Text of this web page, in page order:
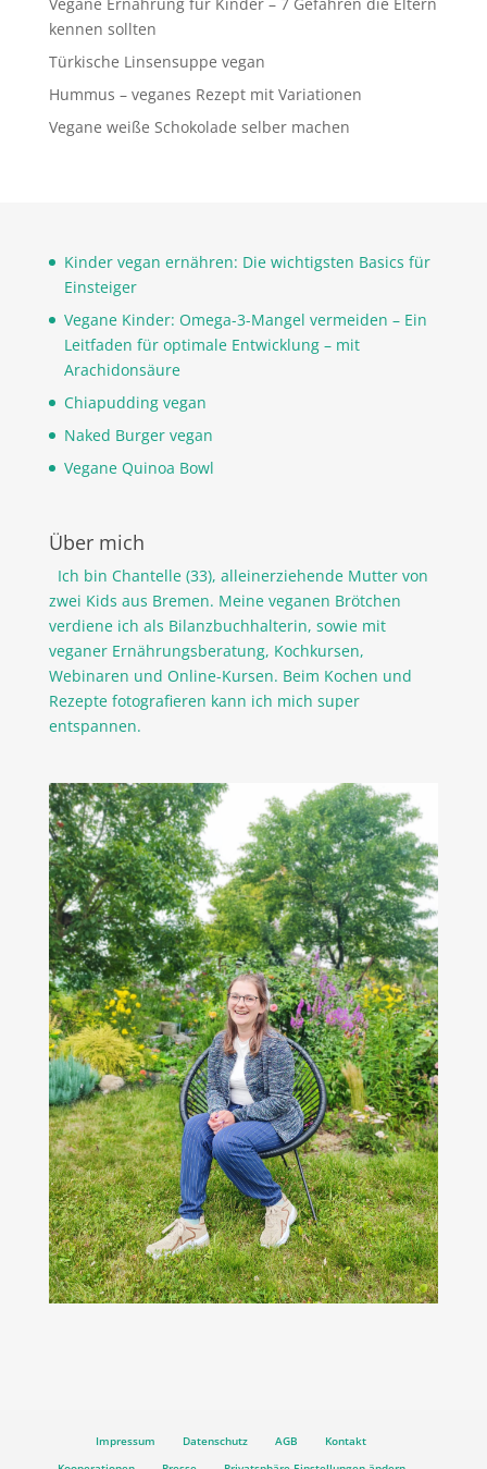
kennen sollten
Türkische Linsensuppe vegan
Hummus – veganes Rezept mit Variationen
Vegane weiße Schokolade selber machen
Kinder vegan ernähren: Die wichtigsten Basics für
Einsteiger
Vegane Kinder: Omega-3-Mangel vermeiden – Ein
Leitfaden für optimale Entwicklung – mit
Arachidonsäure
Chiapudding vegan
Naked Burger vegan
Vegane Quinoa Bowl
Über mich
Ich bin Chantelle (33), alleinerziehende Mutter von
zwei Kids aus Bremen. Meine veganen Brötchen
verdiene ich als Bilanzbuchhalterin, sowie mit
veganer Ernährungsberatung, Kochkursen,
Webinaren und Online-Kursen. Beim Kochen und
Rezepte fotografieren kann ich mich super
entspannen.
Impressum Datenschutz AGB
Kontakt